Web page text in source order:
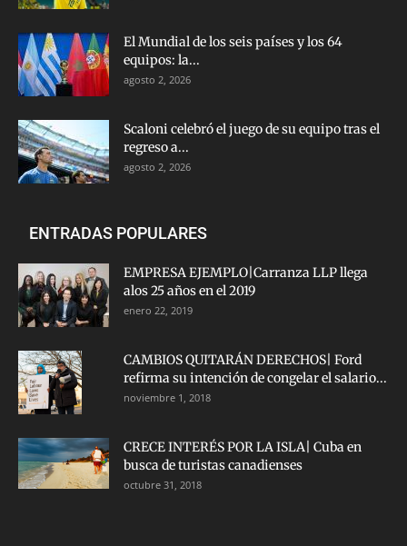
El Mundial de los seis países y los 64
equipos: la...
agosto 2, 2026
Scaloni celebró el juego de su equipo tras el
regreso a...
agosto 2, 2026
ENTRADAS POPULARES
EMPRESA EJEMPLO|Carranza LLP llega
alos 25 años en el 2019
enero 22, 2019
CAMBIOS QUITARÁN DERECHOS| Ford
refirma su intención de congelar el salario...
noviembre 1, 2018
CRECE INTERÉS POR LA ISLA| Cuba en
busca de turistas canadienses
octubre 31, 2018